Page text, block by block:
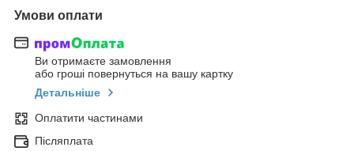
Умови оплати
Ви отримаєте замовлення
або гроші повернуться на вашу картку
Детальніше
Оплатити частинами
Післяплата